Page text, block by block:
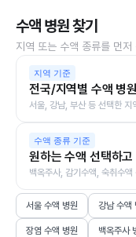
수액 병원 찾기
지역 또는 수액 종류를 먼
지역 기준
전국/지역별 수액 병
서울, 강남, 부산 등 선택한 지
수액 종류 기준
원하는 수액 선택하고
백옥주사, 감기수액, 숙취수
서울 수액 병원 강남 수액
장염 수액 병원 백옥주사